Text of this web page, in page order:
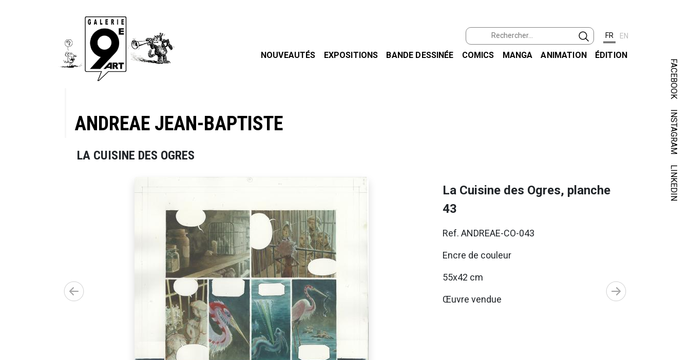
FR EN
NOUVEAUTÉS EXPOSITIONS BANDE DESSINÉE COMICS MANGA ANIMATION ÉDITION
FACEBOOK
INSTAGRAM
LINKEDIN
ANDREAE JEAN-BAPTISTE
LA CUISINE DES OGRES
La Cuisine des Ogres, planche
43
Ref. ANDREAE-CO-043
Encre de couleur
55x42 cm
Œuvre vendue